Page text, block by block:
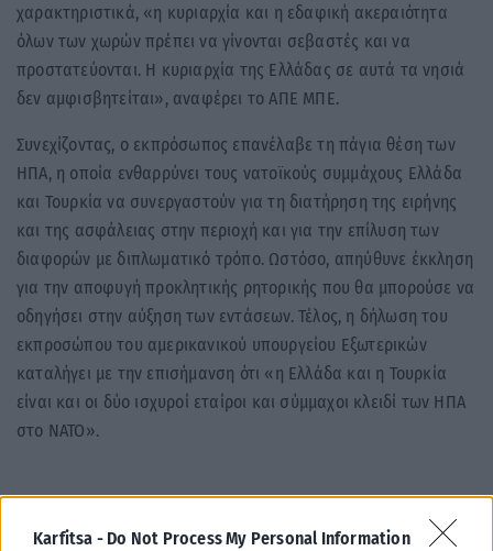
Karfitsa - Do Not Process My Personal Information
χαρακτηριστικά, «η κυριαρχία και η εδαφική ακεραιότητα
όλων των χωρών πρέπει να γίνονται σεβαστές και να
προστατεύονται. Η κυριαρχία της Ελλάδας σε αυτά τα νησιά
δεν αμφισβητείται», αναφέρει το ΑΠΕ ΜΠΕ.
Συνεχίζοντας, ο εκπρόσωπος επανέλαβε τη πάγια θέση των
ΗΠΑ, η οποία ενθαρρύνει τους νατοϊκούς συμμάχους Ελλάδα
και Τουρκία να συνεργαστούν για τη διατήρηση της ειρήνης
και της ασφάλειας στην περιοχή και για την επίλυση των
διαφορών με διπλωματικό τρόπο. Ωστόσο, απηύθυνε έκκληση
για την αποφυγή προκλητικής ρητορικής που θα μπορούσε να
οδηγήσει στην αύξηση των εντάσεων. Τέλος, η δήλωση του
εκπροσώπου του αμερικανικού υπουργείου Εξωτερικών
καταλήγει με την επισήμανση ότι «η Ελλάδα και η Τουρκία
είναι και οι δύο ισχυροί εταίροι και σύμμαχοι κλειδί των ΗΠΑ
στο ΝΑΤΟ».